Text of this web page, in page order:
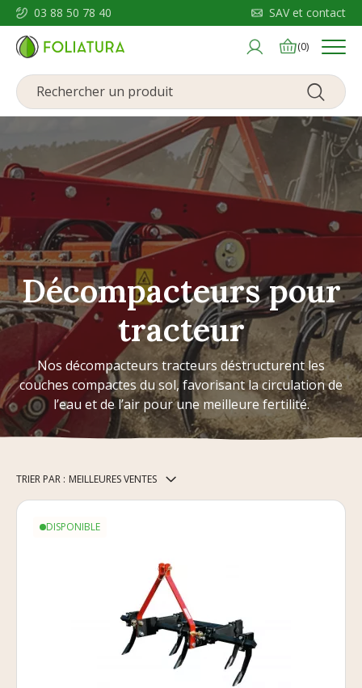
03 88 50 78 40 SAV et contact
(0) Menu
Décompacteurs pour
tracteur
Nos décompacteurs tracteurs déstructurent les
couches compactes du sol, favorisant la circulation de
l’eau et de l’air pour une meilleure fertilité.
TRIER PAR : MEILLEURES VENTES
DISPONIBLE